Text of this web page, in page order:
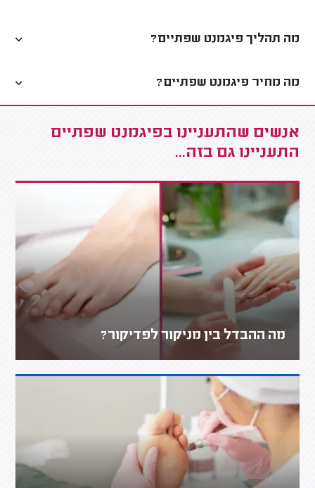
מה תהליך פיגמנט שפתיים?
מה מחיר פיגמנט שפתיים?
אנשים שהתעניינו בפיגמנט שפתיים
התעניינו גם בזה...
מה ההבדל בין מניקור לפדיקור?